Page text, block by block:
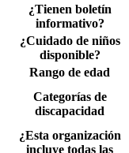
¿Tienen boletín
informativo?
¿Cuidado de niños
disponible?
Rango de edad
Categorías de
discapacidad
¿Esta organización
incluye todas las